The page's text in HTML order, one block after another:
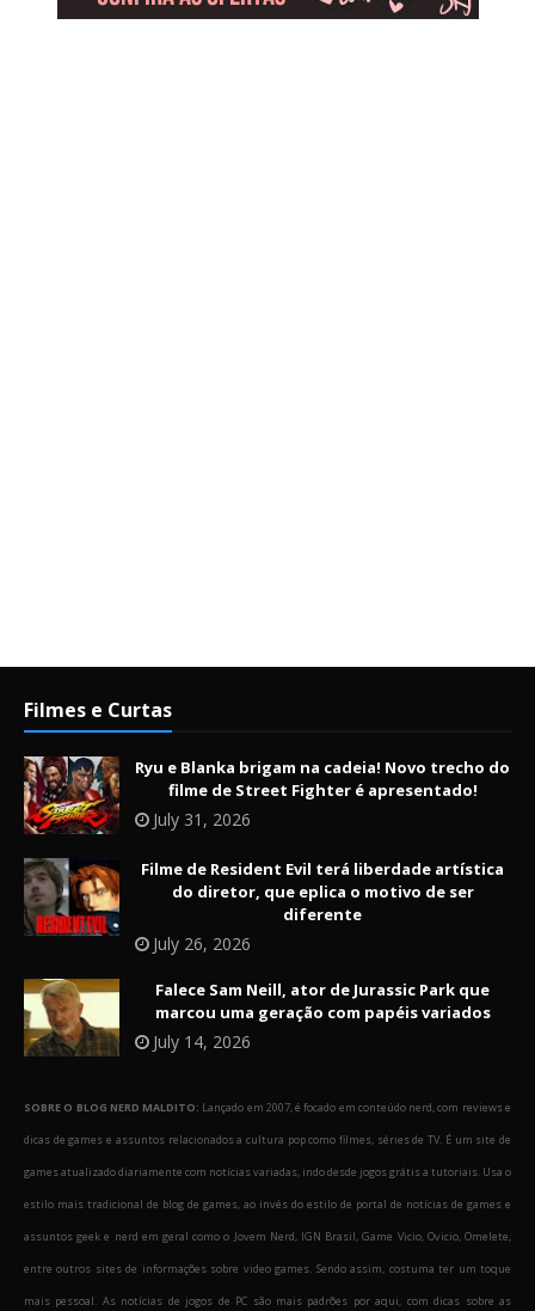
Filmes e Curtas
Ryu e Blanka brigam na cadeia! Novo trecho do
filme de Street Fighter é apresentado!
July 31, 2026
Filme de Resident Evil terá liberdade artística
do diretor, que eplica o motivo de ser
diferente
July 26, 2026
Falece Sam Neill, ator de Jurassic Park que
marcou uma geração com papéis variados
July 14, 2026
SOBRE O BLOG NERD MALDITO: Lançado em 2007, é focado em conteúdo nerd, com reviews e
dicas de games e assuntos relacionados a cultura pop como filmes, séries de TV. É um site de
games atualizado diariamente com notícias variadas, indo desde jogos grátis a tutoriais. Usa o
estilo mais tradicional de blog de games, ao invés do estilo de portal de notícias de games e
assuntos geek e nerd em geral como o Jovem Nerd, IGN Brasil, Game Vicio, Ovicio, Omelete,
entre outros sites de informações sobre video games. Sendo assim, costuma ter um toque
mais pessoal. As notícias de jogos de PC são mais padrões por aqui, com dicas sobre as